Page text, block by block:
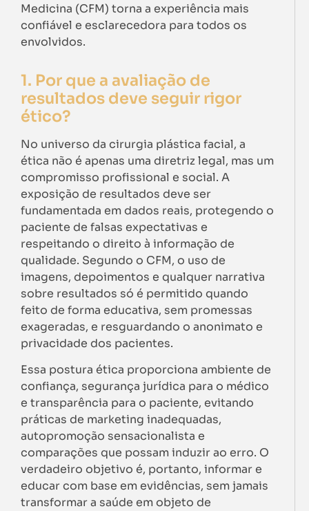
Medicina (CFM) torna a experiência mais
confiável e esclarecedora para todos os
envolvidos.
1. Por que a avaliação de
resultados deve seguir rigor
ético?
No universo da cirurgia plástica facial, a
ética não é apenas uma diretriz legal, mas um
compromisso profissional e social. A
exposição de resultados deve ser
fundamentada em dados reais, protegendo o
paciente de falsas expectativas e
respeitando o direito à informação de
qualidade. Segundo o CFM, o uso de
imagens, depoimentos e qualquer narrativa
sobre resultados só é permitido quando
feito de forma educativa, sem promessas
exageradas, e resguardando o anonimato e
privacidade dos pacientes.
Essa postura ética proporciona ambiente de
confiança, segurança jurídica para o médico
e transparência para o paciente, evitando
práticas de marketing inadequadas,
autopromoção sensacionalista e
comparações que possam induzir ao erro. O
verdadeiro objetivo é, portanto, informar e
educar com base em evidências, sem jamais
transformar a saúde em objeto de